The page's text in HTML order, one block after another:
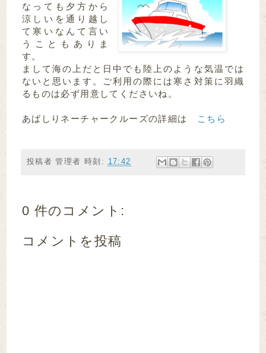
なっても夕方から
涼しいを通り越し
て寒いなんて言い
うこともありま
す。
まして海の上だと日中でも陸上のような気温では
ないと思います。ご利用の際には寒さ対策に羽織
るものは必ず用意してくださいね。
あばしりネーチャークルーズの詳細は こちら
投稿者管理者 時刻: 17:42
0 件のコメント:
コメントを投稿